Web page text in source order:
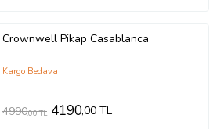
Crownwell Pikap Casablanca
Kargo Bedava
4990,00 TL 4190,00 TL